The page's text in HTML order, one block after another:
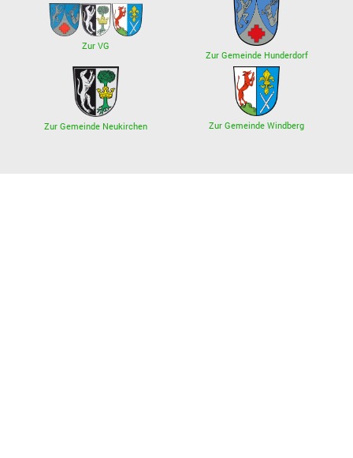
Zur VG
Zur Gemeinde Hunderdorf
Zur Gemeinde Neukirchen Zur Gemeinde Windberg